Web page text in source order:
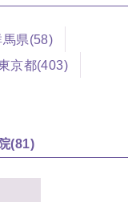
馬県(58)
京都(403)
(81)